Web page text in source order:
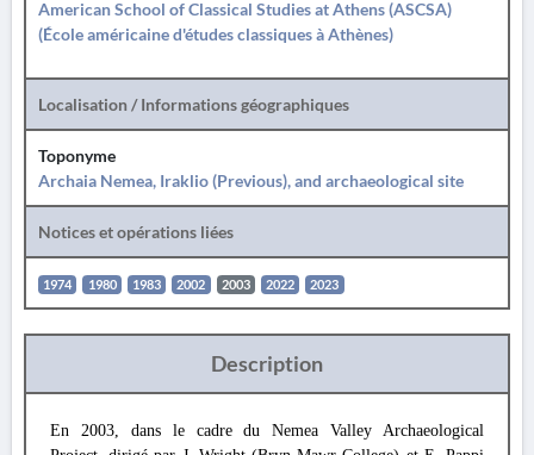
American School of Classical Studies at Athens (ASCSA)
(École américaine d'études classiques à Athènes)
Localisation / Informations géographiques
Toponyme
Archaia Nemea, Iraklio (Previous), and archaeological site
Notices et opérations liées
1974 1980 1983 2002 2003 2022 2023
Description
En 2003, dans le cadre du Nemea Valley Archaeological